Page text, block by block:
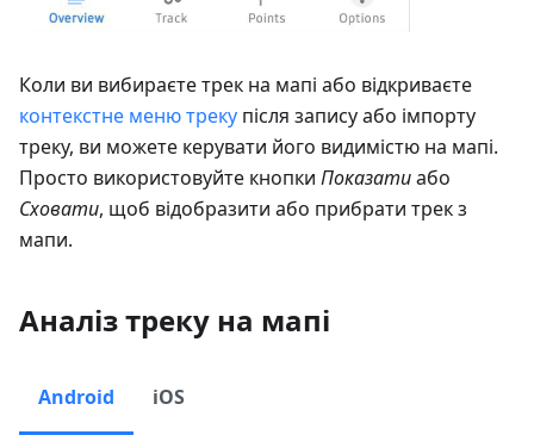
Коли ви вибираєте трек на мапі або відкриваєте
контекстне меню треку після запису або імпорту
треку, ви можете керувати його видимістю на мапі.
Просто використовуйте кнопки Показатиабо
Сховати, щоб відобразити або прибрати трек з
мапи.
Аналіз треку на мапі
Android iOS